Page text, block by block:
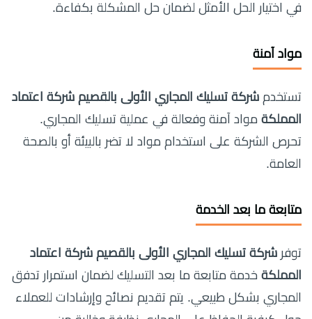
في اختيار الحل الأمثل لضمان حل المشكلة بكفاءة.
مواد آمنة
تستخدم شركة تسليك المجاري الأولى بالقصيم شركة اعتماد
المملكة مواد آمنة وفعالة في عملية تسليك المجاري.
تحرص الشركة على استخدام مواد لا تضر بالبيئة أو بالصحة
العامة.
متابعة ما بعد الخدمة
توفر شركة تسليك المجاري الأولى بالقصيم شركة اعتماد
المملكة خدمة متابعة ما بعد التسليك لضمان استمرار تدفق
المجاري بشكل طبيعي. يتم تقديم نصائح وإرشادات للعملاء